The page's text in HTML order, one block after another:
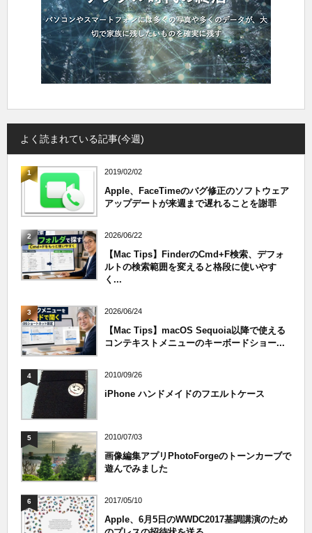
よく読まれている記事(今週)
1 2019/02/02
Apple、FaceTimeのバグ修正のソフトウェア
アップデートが来週まで遅れることを謝罪
2 2026/06/22
【Mac Tips】FinderのCmd+F検索、デフォ
ルトの検索範囲を変えると格段に使いやす
く...
3 2026/06/24
【Mac Tips】macOS Sequoia以降で使える
コンテキストメニューのキーボードショー...
4 2010/09/26
iPhone ハンドメイドのフエルトケース
5 2010/07/03
画像編集アプリPhotoForgeのトーンカーブで
遊んでみました
6 2017/05/10
Apple、6月5日のWWDC2017基調講演のため